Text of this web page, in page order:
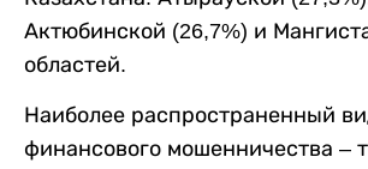
Актюбинской (26,7%) и
областей.
Наиболее распространенный
финансового мошенничества –